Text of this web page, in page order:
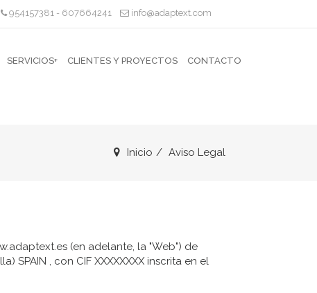
info@adaptext.com
954157381 - 607664241
SERVICIOS+ CLIENTES Y PROYECTOS CONTACTO
Inicio Aviso Legal
(en adelante, la "Web") de
SPAIN , con CIF XXXXXXXX inscrita en el